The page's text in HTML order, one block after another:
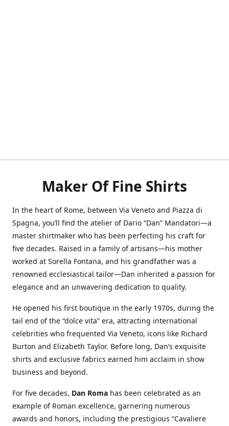
Maker Of Fine Shirts
In the heart of Rome, between Via Veneto and Piazza di
Spagna, you’ll find the atelier of Dario “Dan” Mandatori—a
master shirtmaker who has been perfecting his craft for
five decades. Raised in a family of artisans—his mother
worked at Sorella Fontana, and his grandfather was a
renowned ecclesiastical tailor—Dan inherited a passion for
elegance and an unwavering dedication to quality.
He opened his first boutique in the early 1970s, during the
tail end of the “dolce vita” era, attracting international
celebrities who frequented Via Veneto, icons like Richard
Burton and Elizabeth Taylor. Before long, Dan’s exquisite
shirts and exclusive fabrics earned him acclaim in show
business and beyond.
For five decades, Dan Roma has been celebrated as an
example of Roman excellence, garnering numerous
awards and honors, including the prestigious “Cavaliere